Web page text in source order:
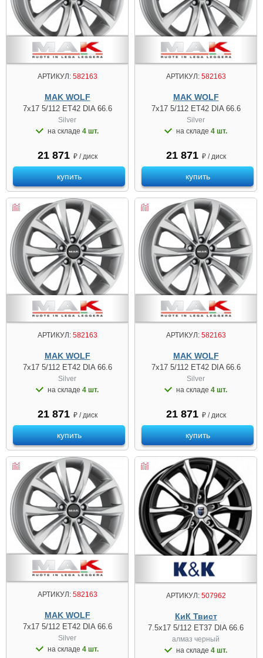
АРТИКУЛ:582163
MAK WOLF
7x17 5/112 ET42 DIA 66.6
Silver
на складе 4 шт.
21 871 ₽ / диск
купить
АРТИКУЛ:582163
MAK WOLF
7x17 5/112 ET42 DIA 66.6
Silver
на складе 4 шт.
21 871 ₽ / диск
купить
АРТИКУЛ:582163
MAK WOLF
7x17 5/112 ET42 DIA 66.6
Silver
на складе 4 шт.
21 871 ₽ / диск
купить
АРТИКУЛ:582163
MAK WOLF
7x17 5/112 ET42 DIA 66.6
Silver
на складе 4 шт.
21 871 ₽ / диск
купить
АРТИКУЛ:582163
MAK WOLF
7x17 5/112 ET42 DIA 66.6
Silver
на складе 4 шт.
АРТИКУЛ:507962
КиК Твист
7.5x17 5/112 ET37 DIA 66.6
алмаз чeрный
на складе 4 шт.